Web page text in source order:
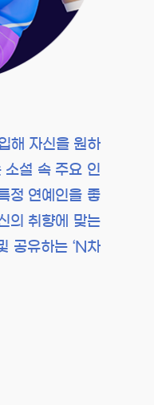
해 자신을 원하
소설 속 주요 인
정 연예인을 좋
의 취향에 맞는
공유하는 ‘N차